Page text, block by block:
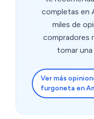
completas en
miles de
compradores
tomar
Ver más
furgoneta en